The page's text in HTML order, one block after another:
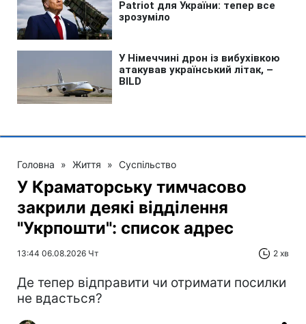
Головна » Життя » Суспільство
У Краматорську тимчасово
закрили деякі відділення
"Укрпошти": список адрес
13:44 06.08.2026 Чт 2 хв
Де тепер відправити чи отримати посилки
не вдасться?